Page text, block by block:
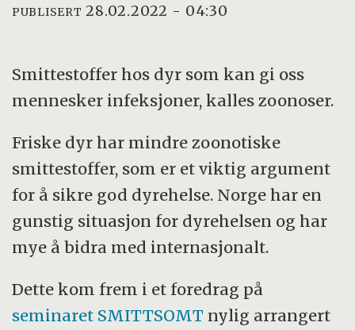
PUBLISERT 28.02.2022 - 04:30
Smittestoffer hos dyr som kan gi oss
mennesker infeksjoner, kalles zoonoser.
Friske dyr har mindre zoonotiske
smittestoffer, som er et viktig argument
for å sikre god dyrehelse. Norge har en
gunstig situasjon for dyrehelsen og har
mye å bidra med internasjonalt.
Dette kom frem i et foredrag på
seminaret SMITTSOMT nylig arrangert